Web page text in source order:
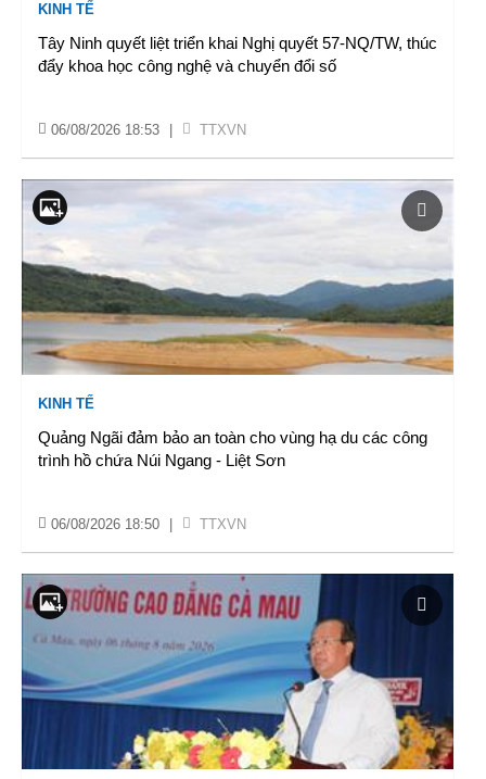
KINH TẾ
Tây Ninh quyết liệt triển khai Nghị quyết 57-NQ/TW, thúc
đẩy khoa học công nghệ và chuyển đổi số
06/08/2026 18:53 TTXVN
KINH TẾ
Quảng Ngãi đảm bảo an toàn cho vùng hạ du các công
trình hồ chứa Núi Ngang - Liệt Sơn
06/08/2026 18:50 TTXVN